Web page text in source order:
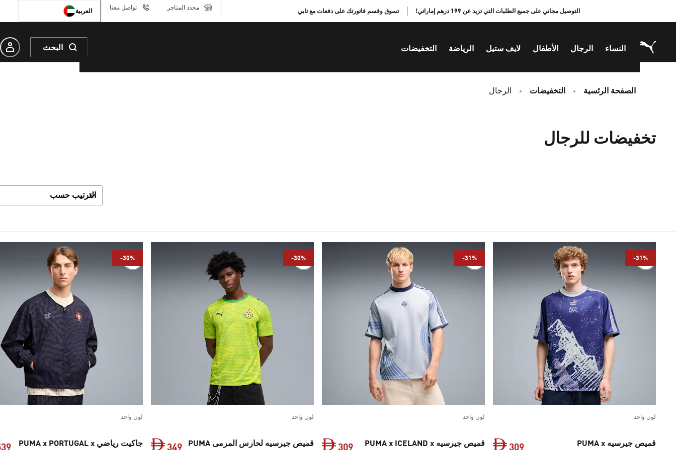
التوصيل مجاني على جميع الطلبات التي تزيد عن 199 درهم إماراتي! تسوق وقسم فاتورتك على دفعات مع تابي محدد المتاجر تواصل معنا العربية
النساء الرجال الأطفال لايف ستيل الرياضة التخفيضات البحث
الصفحة الرئسية التخفيضات الرجال
تخفيضات للرجال
-31%
لون واحد
قميص جيرسيه PUMA x
309
-31%
لون واحد
قميص جيرسيه PUMA x ICELAND x
309
-30%
لون واحد
قميص جيرسيه لحارس المرمى PUMA
349
-30%
لون واحد
جاكيت رياضي PUMA x PORTUGAL x